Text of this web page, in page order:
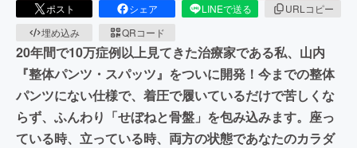
ポスト シェア LINEで送る
URLコピー
埋め込み
QRコード
20年間で10万症例以上見てきた治療家である私、山内
『整体パンツ・スパッツ』をついに開発！今までの整体
パンツにない仕様で、着圧で履いているだけで苦しくな
らず、ふんわり「せぼねと骨盤」を包み込みます。座っ
ている時、立っている時、両方の状態であなたのカラダ